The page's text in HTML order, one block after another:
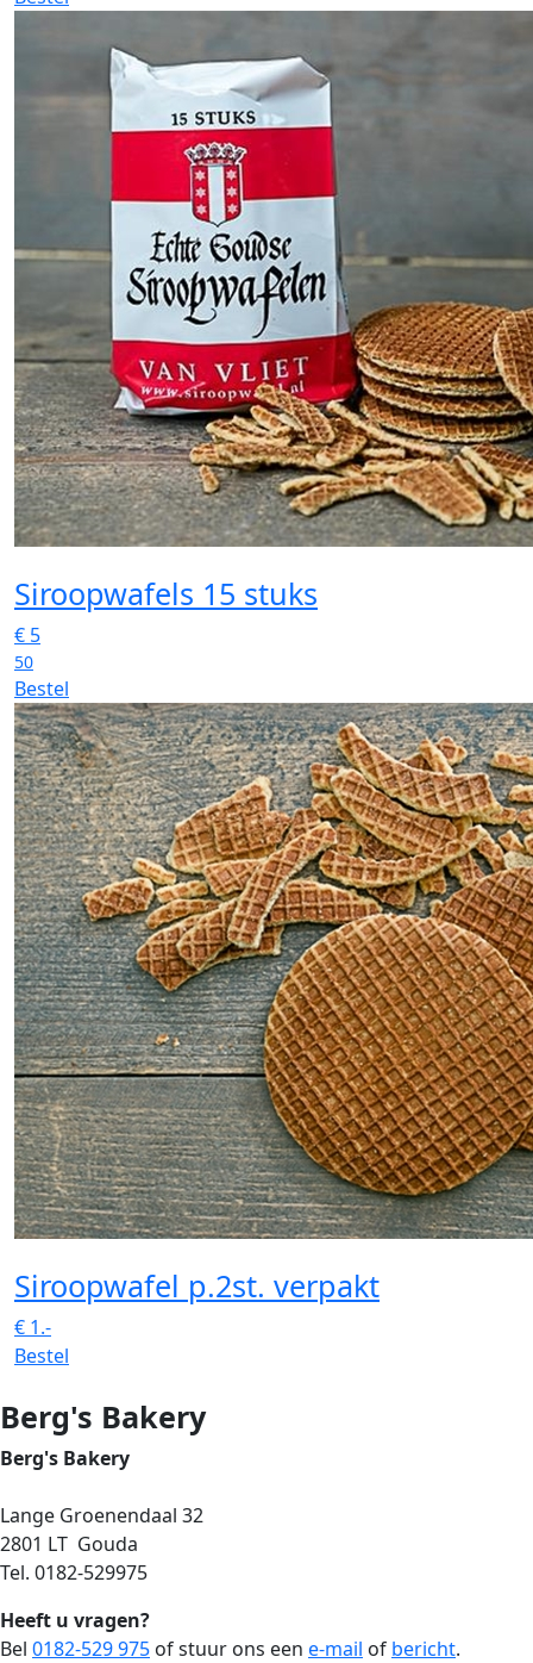
Siroopwafels 15 stuks
€ 5
50
Bestel
Siroopwafel p.2st. verpakt
€ 1.-
Bestel
Berg's Bakery
Berg's Bakery
Lange Groenendaal 32
2801 LT Gouda
Tel. 0182-529975
Heeft u vragen?
Bel 0182-529 975 of stuur ons een e-mail of bericht.